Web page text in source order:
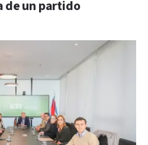
de un partido